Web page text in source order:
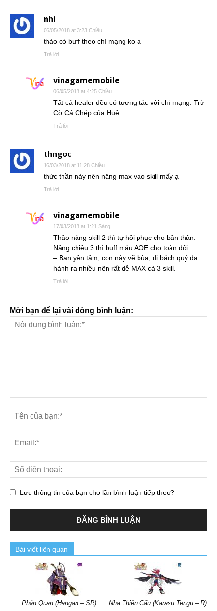
nhi
06/05/2018 at 3:23 Chiều
thảo có buff theo chí mạng ko ạ
Trả lời
vinagamemobile
06/05/2018 at 4:25 Chiều
Tất cả healer đều có tương tác với chí mạng. Trừ
Cờ Cá Chép của Huệ.
Trả lời
thngoc
16/03/2018 at 11:28 Chiều
thức thần này nên nâng max vào skill mấy ạ
Trả lời
vinagamemobile
17/03/2018 at 1:21 Sáng
Thảo nâng skill 2 thì tự hồi phục cho bản thân.
Nâng chiêu 3 thì buff máu AOE cho toàn đội.
– Bạn yên tâm, con này vẽ bùa, đi bách quỷ dạ
hành ra nhiều nên rất dễ MAX cả 3 skill.
Trả lời
Mời bạn để lại vài dòng bình luận:
Lưu thông tin của bạn cho lần bình luận tiếp theo?
Bài viết liên quan
Phán Quan (Hangan – SR) Nha Thiên Cẩu (Karasu Tengu – R)